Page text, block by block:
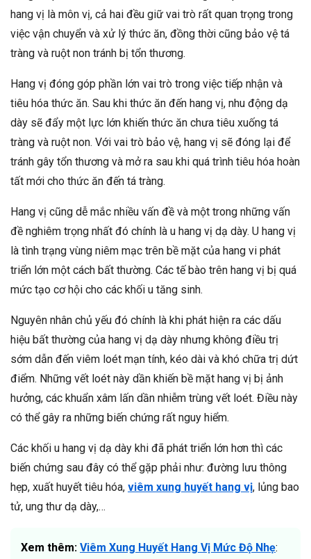
hang vị là môn vị, cả hai đều giữ vai trò rất quan trọng trong
việc vận chuyển và xử lý thức ăn, đồng thời cũng bảo vệ tá
tràng và ruột non tránh bị tổn thương.
Hang vị đóng góp phần lớn vai trò trong việc tiếp nhận và
tiêu hóa thức ăn. Sau khi thức ăn đến hang vị, nhu động dạ
dày sẽ đẩy một lực lớn khiến thức ăn chưa tiêu xuống tá
tràng và ruột non. Với vai trò bảo vệ, hang vị sẽ đóng lại để
tránh gây tổn thương và mở ra sau khi quá trình tiêu hóa hoàn
tất mới cho thức ăn đến tá tràng.
Hang vị cũng dễ mắc nhiều vấn đề và một trong những vấn
đề nghiêm trọng nhất đó chính là u hang vị dạ dày. U hang vị
là tình trạng vùng niêm mạc trên bề mặt của hang vi phát
triển lớn một cách bất thường. Các tế bào trên hang vị bị quá
mức tạo cơ hội cho các khối u tăng sinh.
Nguyên nhân chủ yếu đó chính là khi phát hiện ra các dấu
hiệu bất thường của hang vị dạ dày nhưng không điều trị
sớm dẫn đến viêm loét mạn tính, kéo dài và khó chữa trị dứt
điểm. Những vết loét này dần khiến bề mặt hang vị bị ảnh
hưởng, các khuẩn xâm lấn dần nhiễm trùng vết loét. Điều này
có thể gây ra những biến chứng rất nguy hiểm.
Các khối u hang vị dạ dày khi đã phát triển lớn hơn thì các
biến chứng sau đây có thể gặp phải như: đường lưu thông
hẹp, xuất huyết tiêu hóa, viêm xung huyết hang vị, lủng bao
tử, ung thư dạ dày,…
Xem thêm: Viêm Xung Huyết Hang Vị Mức Độ Nhẹ: